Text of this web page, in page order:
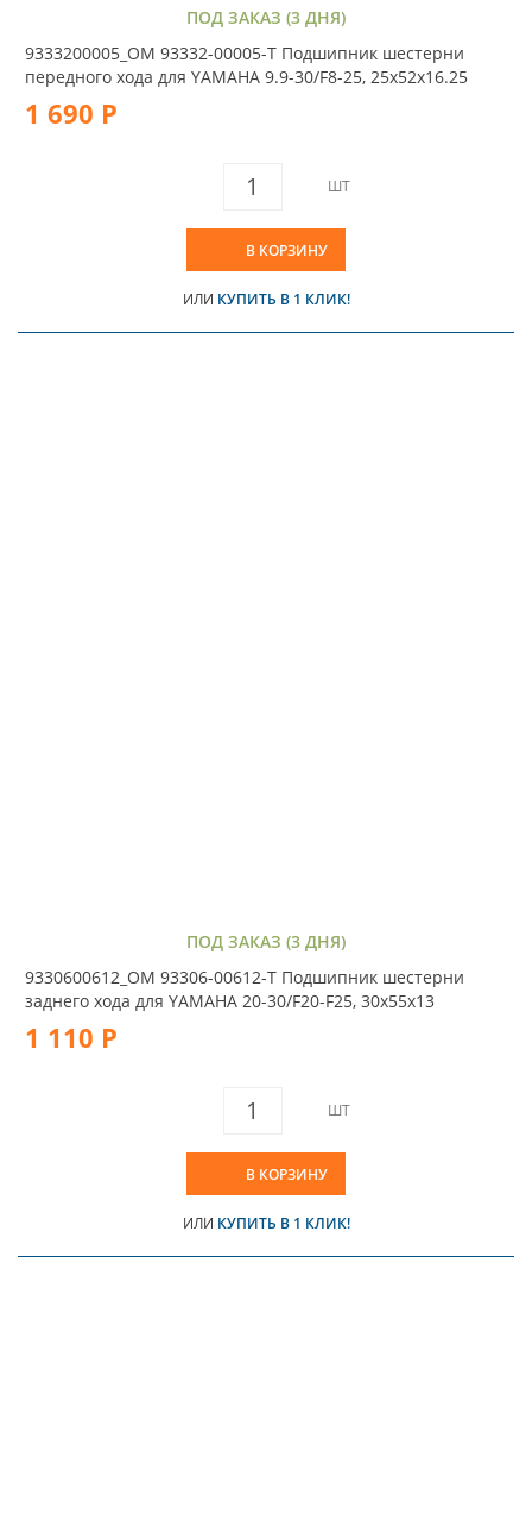
ПОД ЗАКАЗ (3 ДНЯ)
9333200005_OM 93332-00005-T Подшипник шестерни
передного хода для YAMAHA 9.9-30/F8-25, 25х52х16.25
1 690 Р
ШТ
В КОРЗИНУ
ИЛИ КУПИТЬ В 1 КЛИК!
ПОД ЗАКАЗ (3 ДНЯ)
9330600612_OM 93306-00612-T Подшипник шестерни
заднего хода для YAMAHA 20-30/F20-F25, 30x55x13
1 110 Р
ШТ
В КОРЗИНУ
ИЛИ КУПИТЬ В 1 КЛИК!